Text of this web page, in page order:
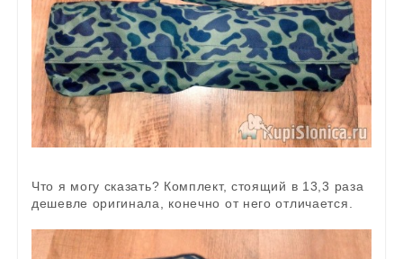
Что я могу сказать? Комплект, стоящий в 13,3 раза
дешевле оригинала, конечно от него отличается.